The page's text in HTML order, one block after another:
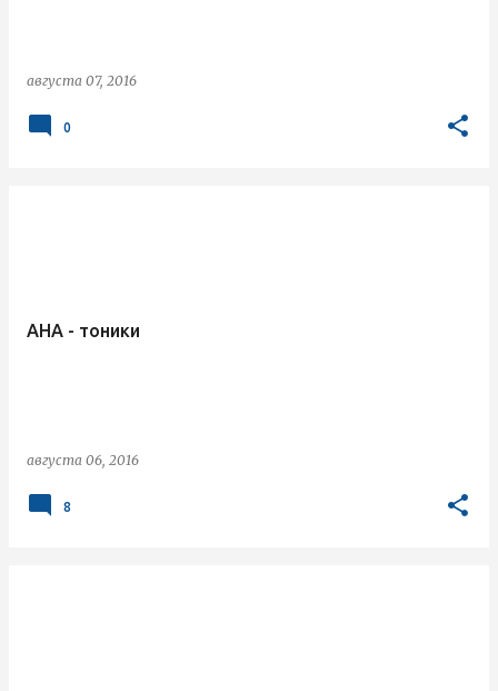
августа 07, 2016
0
AHA - тоники
августа 06, 2016
8